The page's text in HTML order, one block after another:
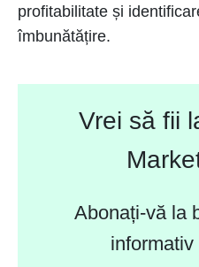
profitabilitate și
îmbunătățire.
Vrei să fii
Abonați-vă la